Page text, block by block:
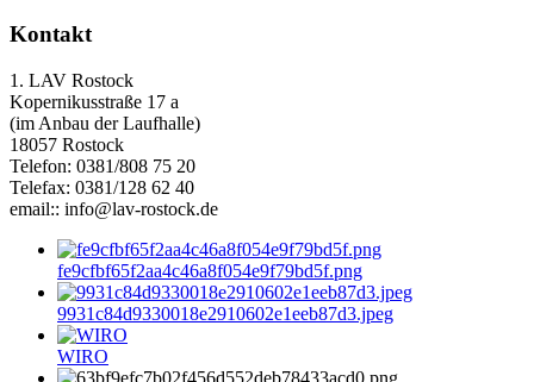
Kontakt
1. LAV Rostock
Kopernikusstraße 17 a
(im Anbau der Laufhalle)
18057 Rostock
Telefon: 0381/808 75 20
Telefax: 0381/128 62 40
email:: info@lav-rostock.de
fe9cfbf65f2aa4c46a8f054e9f79bd5f.png
9931c84d9330018e2910602e1eeb87d3.jpeg
WIRO